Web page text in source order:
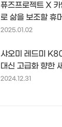
퓨즈프로젝트 X
로 삶을 보조할 휴
2025.01.02
샤오미 레드미
대신 고급화 향한
2024.12.31